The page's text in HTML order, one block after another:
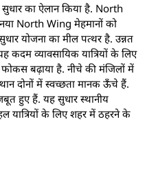
का ऐलान किया है. North
North Wing मेहमानों को
योजना का मील पत्थर है. उन्नत
कदम व्यावसायिक यात्रियों के लिए
फोकस बढ़ाया है. नीचे की मंजिलों में
दोनों में स्वच्छता मानक ऊँचे हैं.
हुए हैं. यह सुधार स्थानीय
यात्रियों के लिए शहर में ठहरने के